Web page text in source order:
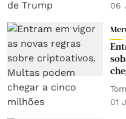
06
01